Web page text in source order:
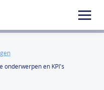
onderwerpen en KPI's